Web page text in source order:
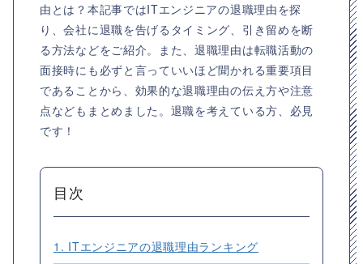
由とは？本記事ではITエンジニアの退職理由を探
り、会社に退職を告げるタイミング、引き留めを断
る方法などをご紹介。また、退職理由は転職活動の
面接時にも必ずと言っていいほど聞かれる重要項目
であることから、効果的な退職理由の伝え方や注意
点などもまとめました。退職を考えている方、必見
です！
目次
1. ITエンジニアの退職理由ランキング